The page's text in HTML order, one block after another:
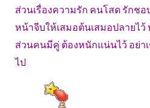
ส่วนเรื่องความรัก คนโสด รักช
หน้าจีบให้เสมอต้นเสมอปลายไ
ส่วนคนมีคู่ ต้องหนักแน่นไว้ อย่า
ไป